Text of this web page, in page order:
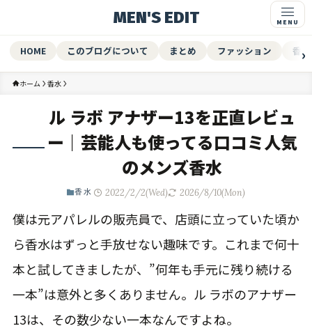
MEN'S EDIT
HOME このブログについて まとめ ファッション 香水
ホーム 香水
ル ラボ アナザー13を正直レビュ
ー｜芸能人も使ってる口コミ人気
のメンズ香水
香水 2022/2/2(Wed) 2026/8/10(Mon)
僕は元アパレルの販売員で、店頭に立っていた頃か
ら香水はずっと手放せない趣味です。これまで何十
本と試してきましたが、”何年も手元に残り続ける
一本”は意外と多くありません。ル ラボのアナザー
13は、その数少ない一本なんですよね。